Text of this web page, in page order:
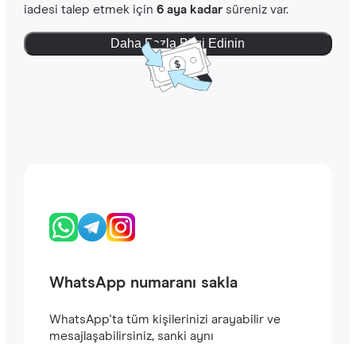
iadesi talep etmek için 6 aya kadarsüreniz var.
Daha Fazla Bilgi Edinin
WhatsApp numaranı sakla
WhatsApp'ta tüm kişilerinizi arayabilir ve
mesajlaşabilirsiniz, sanki aynı